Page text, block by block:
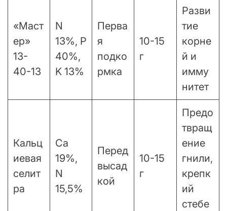
«Маст
ер»
13-
40-13
N
13%, P
40%,
K 13%
Перва
я
подко
рмка
10-15
г
Разви
тие
корне
й и
имму
нитет
Кальц
иевая
селит
ра
Ca
19%,
N
15,5%
Перед
высад
кой
10-15
г
Предо
твращ
ение
гнили,
крепк
ий
стебе